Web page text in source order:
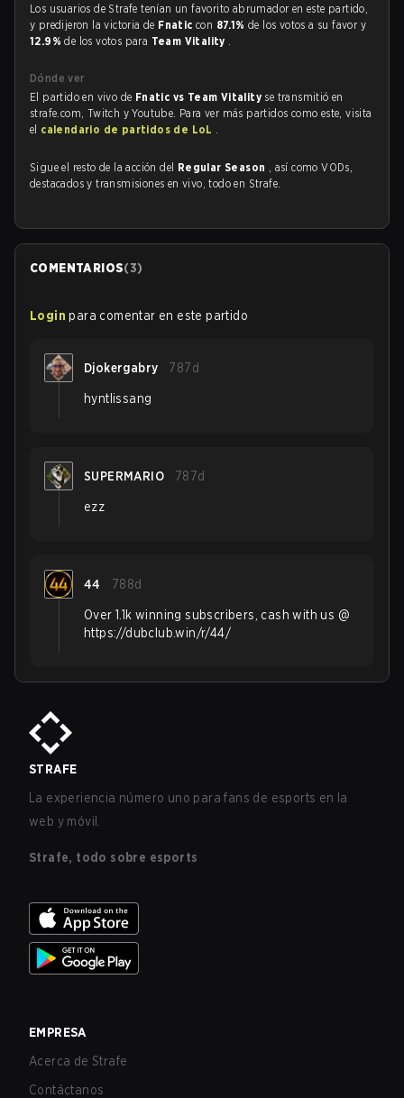
Los usuarios de Strafe tenían un favorito abrumador en este partido,
y predijeron la victoria de Fnaticcon 87.1%de los votos a su favor y
12.9%de los votos para Team Vitality .
Dónde ver
El partido en vivo de Fnatic vs Team Vitality se transmitió en
strafe.com, Twitch y Youtube. Para ver más partidos como este, visita
el calendario de partidos de LoL .
Sigue el resto de la acción del Regular Season , así como VODs,
destacados y transmisiones en vivo, todo en Strafe.
COMENTARIOS(3)
Login para comentar en este partido
Djokergabry 787d
hyntlissang
SUPERMARIO 787d
ezz
44 788d
Over 1.1k winning subscribers, cash with us @
https://dubclub.win/r/44/
STRAFE
La experiencia número uno para fans de esports en la
web y móvil.
Strafe, todo sobre esports
EMPRESA
Acerca de Strafe
Contáctanos